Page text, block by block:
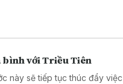
bình với Triều Tiên
này sẽ tiếp tục thúc đẩy việc